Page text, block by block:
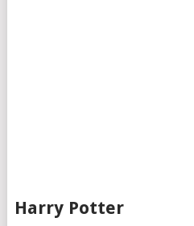
Harry Potter